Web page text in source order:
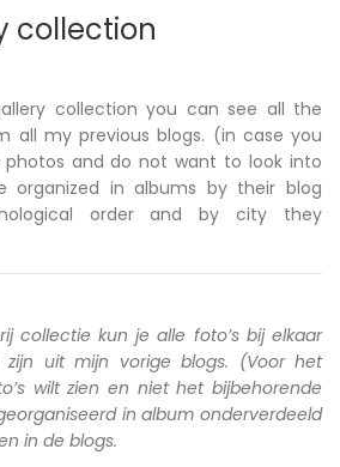
collection
collection you can see all the
all my previous blogs. (in case you
and do not want to look into
organized in albums by their blog
order and by city they
collectie kun je alle foto’s bij elkaar
zijn uit mijn vorige blogs. (Voor het
wilt zien en niet het bijbehorende
in album onderverdeeld
in de blogs.